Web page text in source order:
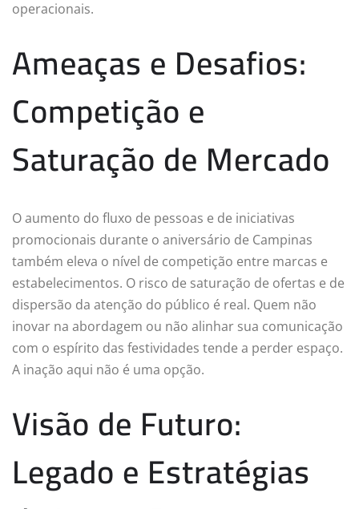
operacionais.
Ameaças e Desafios:
Competição e
Saturação de Mercado
O aumento do fluxo de pessoas e de iniciativas
promocionais durante o aniversário de Campinas
também eleva o nível de competição entre marcas e
estabelecimentos. O risco de saturação de ofertas e de
dispersão da atenção do público é real. Quem não
inovar na abordagem ou não alinhar sua comunicação
com o espírito das festividades tende a perder espaço.
A inação aqui não é uma opção.
Visão de Futuro:
Legado e Estratégias